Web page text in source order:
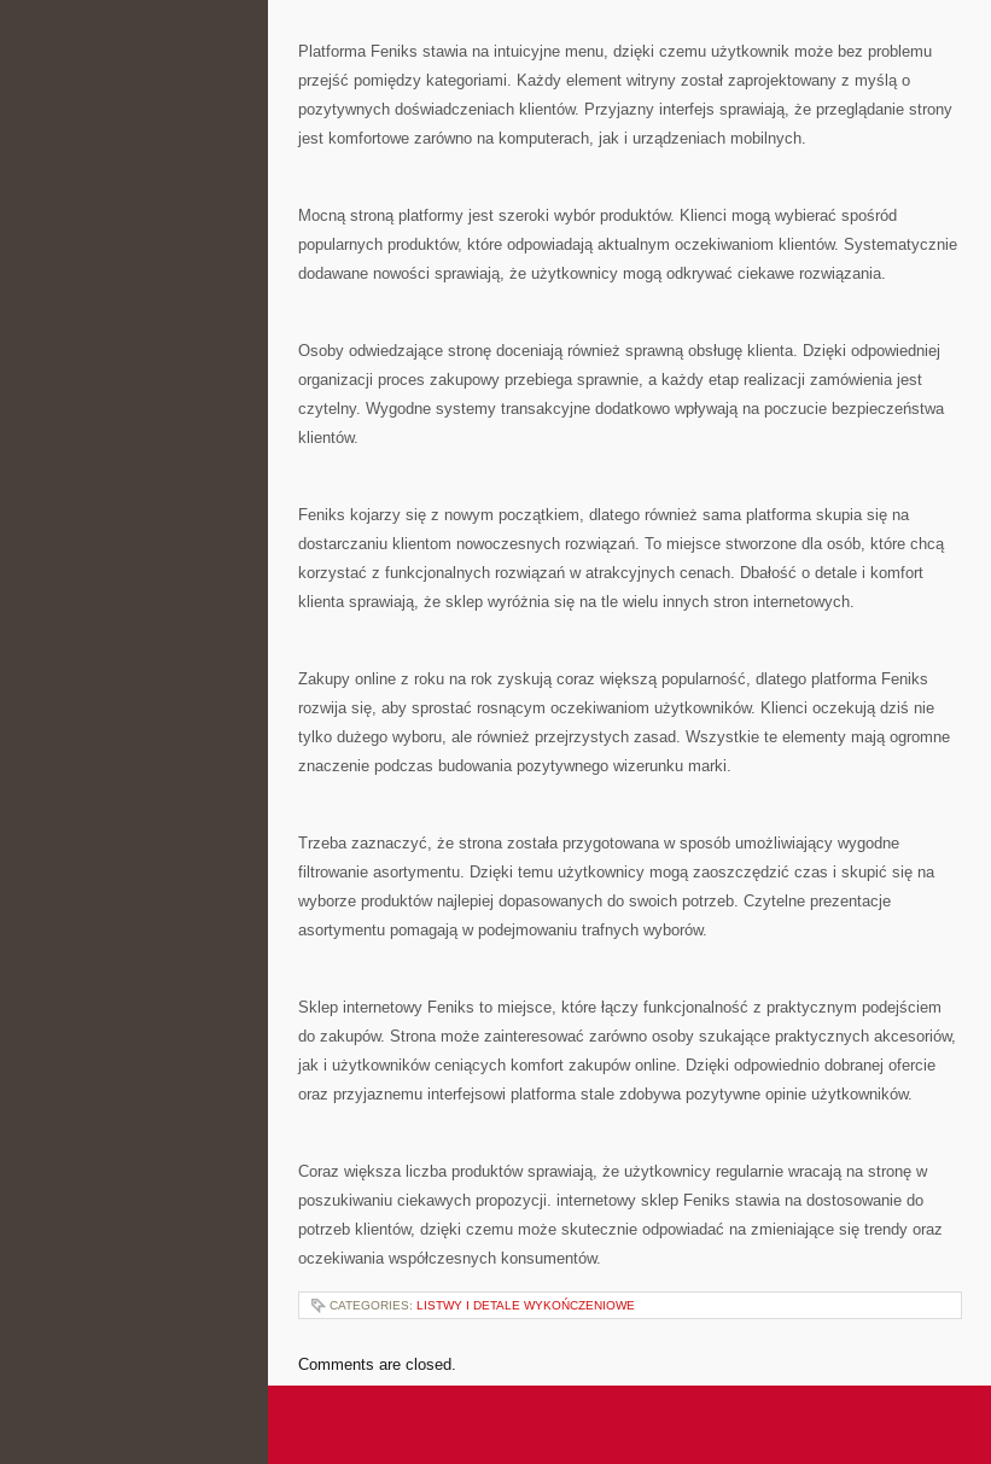
Platforma Feniks stawia na intuicyjne menu, dzięki czemu użytkownik może bez problemu
przejść pomiędzy kategoriami. Każdy element witryny został zaprojektowany z myślą o
pozytywnych doświadczeniach klientów. Przyjazny interfejs sprawiają, że przeglądanie strony
jest komfortowe zarówno na komputerach, jak i urządzeniach mobilnych.
Mocną stroną platformy jest szeroki wybór produktów. Klienci mogą wybierać spośród
popularnych produktów, które odpowiadają aktualnym oczekiwaniom klientów. Systematycznie
dodawane nowości sprawiają, że użytkownicy mogą odkrywać ciekawe rozwiązania.
Osoby odwiedzające stronę doceniają również sprawną obsługę klienta. Dzięki odpowiedniej
organizacji proces zakupowy przebiega sprawnie, a każdy etap realizacji zamówienia jest
czytelny. Wygodne systemy transakcyjne dodatkowo wpływają na poczucie bezpieczeństwa
klientów.
Feniks kojarzy się z nowym początkiem, dlatego również sama platforma skupia się na
dostarczaniu klientom nowoczesnych rozwiązań. To miejsce stworzone dla osób, które chcą
korzystać z funkcjonalnych rozwiązań w atrakcyjnych cenach. Dbałość o detale i komfort
klienta sprawiają, że sklep wyróżnia się na tle wielu innych stron internetowych.
Zakupy online z roku na rok zyskują coraz większą popularność, dlatego platforma Feniks
rozwija się, aby sprostać rosnącym oczekiwaniom użytkowników. Klienci oczekują dziś nie
tylko dużego wyboru, ale również przejrzystych zasad. Wszystkie te elementy mają ogromne
znaczenie podczas budowania pozytywnego wizerunku marki.
Trzeba zaznaczyć, że strona została przygotowana w sposób umożliwiający wygodne
filtrowanie asortymentu. Dzięki temu użytkownicy mogą zaoszczędzić czas i skupić się na
wyborze produktów najlepiej dopasowanych do swoich potrzeb. Czytelne prezentacje
asortymentu pomagają w podejmowaniu trafnych wyborów.
Sklep internetowy Feniks to miejsce, które łączy funkcjonalność z praktycznym podejściem
do zakupów. Strona może zainteresować zarówno osoby szukające praktycznych akcesoriów,
jak i użytkowników ceniących komfort zakupów online. Dzięki odpowiednio dobranej ofercie
oraz przyjaznemu interfejsowi platforma stale zdobywa pozytywne opinie użytkowników.
Coraz większa liczba produktów sprawiają, że użytkownicy regularnie wracają na stronę w
poszukiwaniu ciekawych propozycji. internetowy sklep Feniks stawia na dostosowanie do
potrzeb klientów, dzięki czemu może skutecznie odpowiadać na zmieniające się trendy oraz
oczekiwania współczesnych konsumentów.
CATEGORIES: LISTWY I DETALE WYKOŃCZENIOWE
Comments are closed.